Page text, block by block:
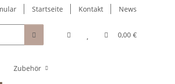
Startseite Kontakt News
0,00 €
Zubehör